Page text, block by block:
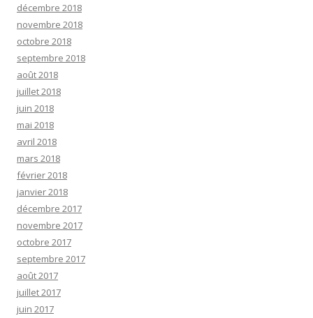
décembre 2018
novembre 2018
octobre 2018
septembre 2018
août 2018
juillet 2018
juin 2018
mai 2018
avril 2018
mars 2018
février 2018
janvier 2018
décembre 2017
novembre 2017
octobre 2017
septembre 2017
août 2017
juillet 2017
juin 2017